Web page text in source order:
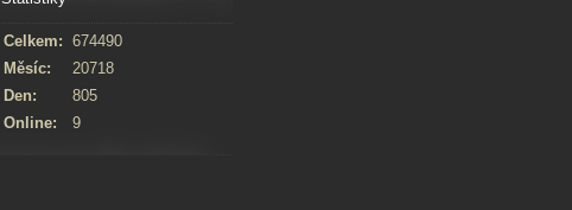
Online: 9
Celkem: 674490
Měsíc:
20718
Den:
805